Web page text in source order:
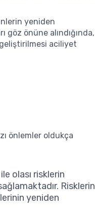
yeniden
göz önüne alındığında,
aciliyet
önlemler oldukça
olası risklerin
Risklerin
yeniden